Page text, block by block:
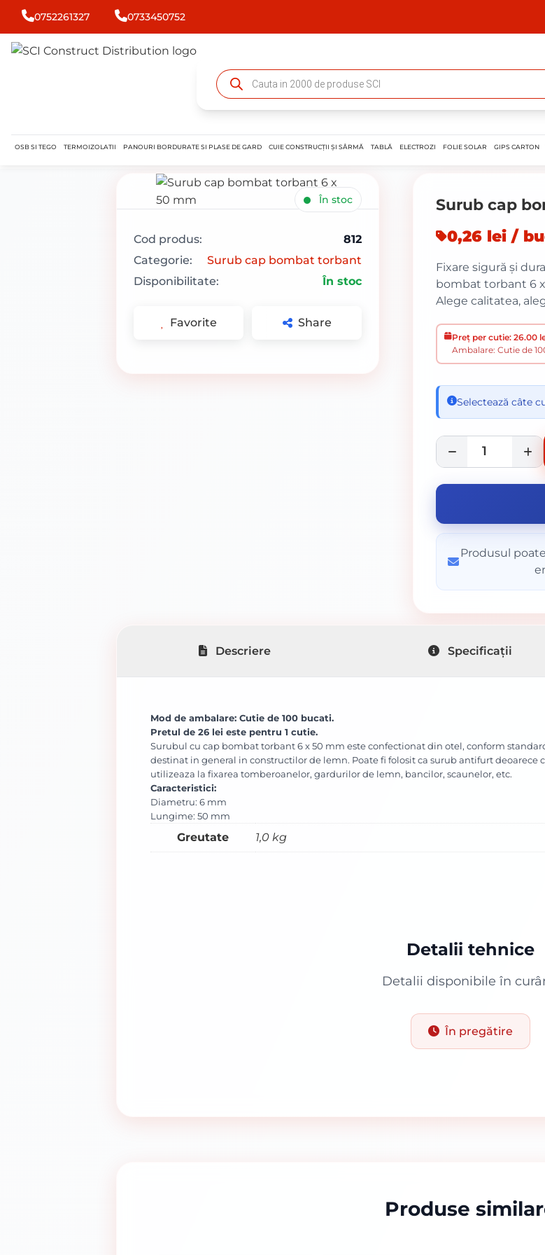
0752261327 0733450752
OSB SI TEGO TERMOIZOLATII PANOURI BORDURATE SI PLASE DE GARD CUIE CONSTRUCȚII ȘI SÂRMĂ TABLĂ ELECTROZI FOLIE SOLAR GIPS CARTON
În stoc
Cod produs:
812
Categorie:
Surub cap bombat torbant
Disponibilitate:
În stoc
Favorite Share
Surub cap
0,26 lei /
Fixare sigură și
bombat torbant 6
Alege calitatea,
Preț per cutie: 26.00
Ambalare: Cutie de
Selectează câte
Produsul
Descriere Specificații
Mod de ambalare: Cutie de 100 bucati.
Pretul de 26 lei este pentru 1 cutie.
Surubul cu cap bombat torbant 6 x 50 mm este confectionat din otel, conform
destinat in general in constructilor de lemn. Poate fi folosit ca surub antifurt deoarece
utilizeaza la fixarea tomberoanelor, gardurilor de lemn, bancilor, scaunelor, etc.
Caracteristici:
Diametru: 6 mm
Lungime: 50 mm
Greutate 1,0 kg
Detalii tehnice
Detalii disponibile în
În pregătire
Produse